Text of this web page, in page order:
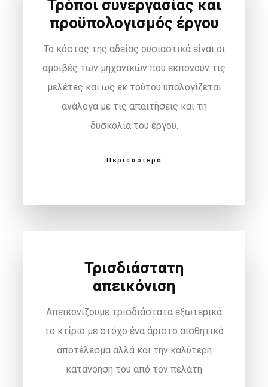
Τρόποι συνεργασίας και
προϋπολογισμός έργου
Το κόστος της αδείας ουσιαστικά είναι οι
αμοιβές των μηχανικών που εκπονούν τις
μελέτες και ως εκ τούτου υπολογίζεται
ανάλογα με τις απαιτήσεις και τη
δυσκολία του έργου.
Περισσότερα
Τρισδιάστατη
απεικόνιση
Απεικονίζουμε τρισδιάστατα εξωτερικά
το κτίριο με στόχο ένα άριστο αισθητικό
αποτέλεσμα αλλά και την καλύτερη
κατανόηση του από τον πελάτη